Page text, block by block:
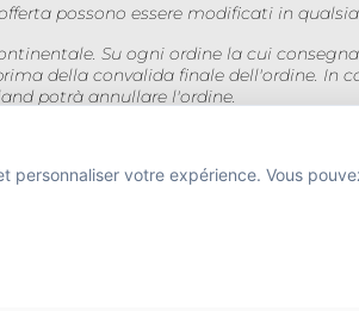
possono essere modificati in
Su ogni ordine la cui
della convalida finale dell'ordine. In
potrà annullare l'ordine.
IVA esclusa per i professionisti. Le
mineurs de moins de 18 ans
de la vente en ligne.
personnaliser votre expérience. Vous